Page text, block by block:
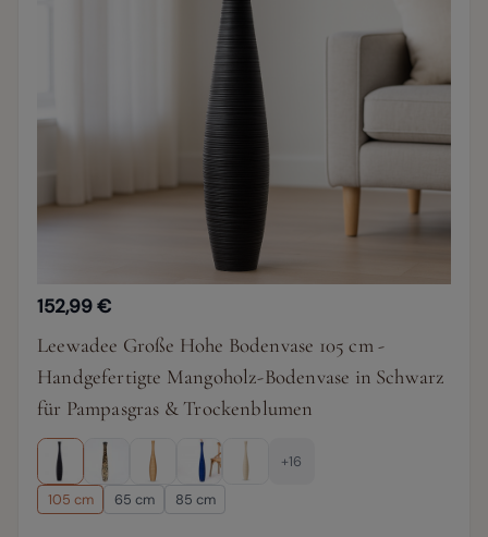
152,99 €
Leewadee Große Hohe Bodenvase 105 cm -
Handgefertigte Mangoholz-Bodenvase in Schwarz
für Pampasgras & Trockenblumen
+16
105 cm 65 cm 85 cm